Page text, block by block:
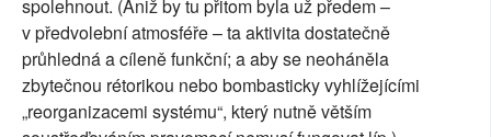
spolehnout. (Aniž by tu přitom byla už předem –
v předvolební atmosféře – ta aktivita dostatečně
průhledná a cíleně funkční; a aby se neoháněla
zbytečnou rétorikou nebo bombasticky vyhlížejícími
„reorganizacemi systému“, který nutně větším